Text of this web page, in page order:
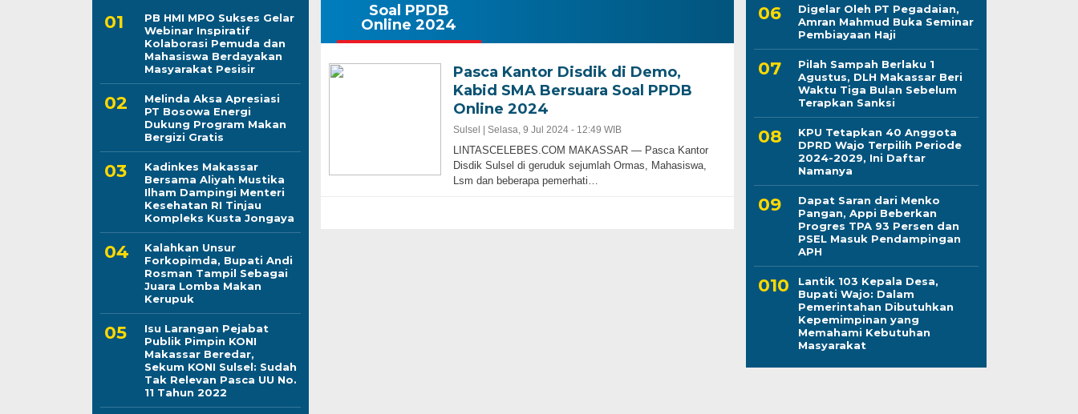
PB HMI MPO Sukses Gelar
Webinar Inspiratif
Kolaborasi Pemuda dan
Mahasiswa Berdayakan
Masyarakat Pesisir
Melinda Aksa Apresiasi
PT Bosowa Energi
Dukung Program Makan
Bergizi Gratis
Kadinkes Makassar
Bersama Aliyah Mustika
Ilham Dampingi Menteri
Kesehatan RI Tinjau
Kompleks Kusta Jongaya
Kalahkan Unsur
Forkopimda, Bupati Andi
Rosman Tampil Sebagai
Juara Lomba Makan
Kerupuk
Isu Larangan Pejabat
Publik Pimpin KONI
Makassar Beredar,
Sekum KONI Sulsel: Sudah
Tak Relevan Pasca UU No.
11 Tahun 2022
Soal PPDB
Online 2024
Pasca Kantor Disdik di Demo,
Kabid SMA Bersuara Soal PPDB
Online 2024
Sulsel | Selasa, 9 Jul 2024 - 12:49 WIB
LINTASCELEBES.COM MAKASSAR — Pasca Kantor
Disdik Sulsel di geruduk sejumlah Ormas, Mahasiswa,
Lsm dan beberapa pemerhati…
Digelar Oleh PT Pegadaian,
Amran Mahmud Buka Seminar
Pembiayaan Haji
Pilah Sampah Berlaku 1
Agustus, DLH Makassar Beri
Waktu Tiga Bulan Sebelum
Terapkan Sanksi
KPU Tetapkan 40 Anggota
DPRD Wajo Terpilih Periode
2024-2029, Ini Daftar
Namanya
Dapat Saran dari Menko
Pangan, Appi Beberkan
Progres TPA 93 Persen dan
PSEL Masuk Pendampingan
APH
Lantik 103 Kepala Desa,
Bupati Wajo: Dalam
Pemerintahan Dibutuhkan
Kepemimpinan yang
Memahami Kebutuhan
Masyarakat